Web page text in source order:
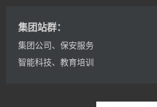
集团站群：
集团公司 、 保安服务
智能科技、 教育培训